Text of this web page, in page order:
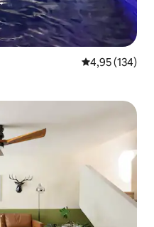
4,95 av 5 i
4,95 (134)